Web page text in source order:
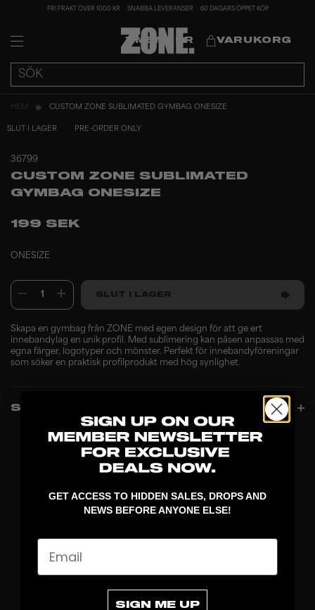
FRI FRAKT ÖVER 1000 KR SNABBA LEVERANSER 60 DAGARS ÖPPET KÖP
MEMBER VARUKORG
HEM CUSTOM ZONE SUBLIMATED GYMBAG ONESIZE
SLUT I LAGER PRE-ORDER ONLY
36799
CUSTOM ZONE SUBLIMATED
GYMBAG ONESIZE
199 SEK
ONESIZE
1 SLUT I LAGER
Skapa en gymbag från ZONE med egen design för att ge ert
innebandylag en unik profil. Med sublimering kan påsen anpassas med
egna färger, logotyper och mönster. Perfekt för innebandyföreningar
som söker en praktisk profilprodukt med hög synlighet.
SPECIFIKATIONER
UPPTÄCK
GET ACCESS TO HIDDEN SALES, DROPS AND
NEWS BEFORE ANYONE ELSE!
SIGN ME UP